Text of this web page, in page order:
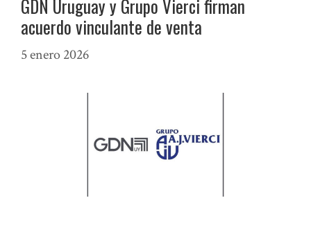
GDN Uruguay y Grupo Vierci firman
acuerdo vinculante de venta
5 enero 2026